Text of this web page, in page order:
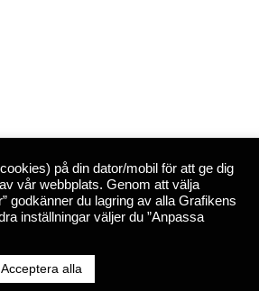
på din dator/mobil för att ge dig
vår webbplats. Genom att välja
godkänner du lagring av alla Grafikens
inställningar väljer du ”Anpassa
Acceptera alla